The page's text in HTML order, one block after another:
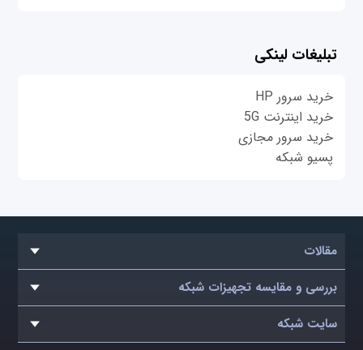
تبلیغات لینکی
خرید سرور HP
خرید اینترنت 5G
خرید سرور مجازی
پسیو شبکه
مقالات
بررسی و مقایسه تجهیزات شبکه
سایت شبکه